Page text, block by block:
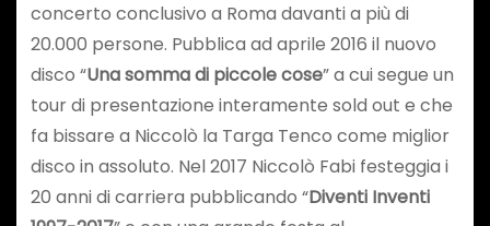
concerto conclusivo a Roma davanti a più di
20.000 persone. Pubblica ad aprile 2016 il nuovo
disco “Una somma di piccole cose” a cui segue un
tour di presentazione interamente sold out e che
fa bissare a Niccolò la Targa Tenco come miglior
disco in assoluto. Nel 2017 Niccolò Fabi festeggia i
20 anni di carriera pubblicando “Diventi Inventi